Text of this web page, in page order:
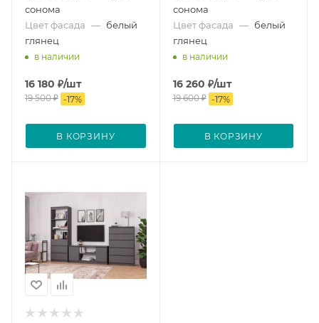
сонома
Цвет фасада — белый
глянец
в наличии
16 180 ₽/шт
19 500₽ -17%
В КОРЗИНУ
сонома
Цвет фасада — белый
глянец
в наличии
16 260 ₽/шт
19 600₽ -17%
В КОРЗИНУ